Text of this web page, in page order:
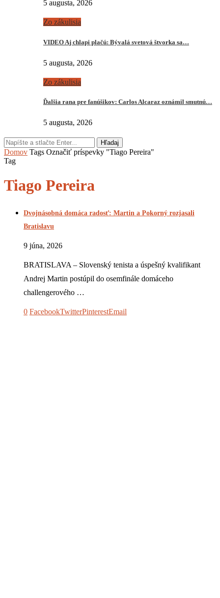
5 augusta, 2026
Zo zákulisia
VIDEO Aj chlapi plačú: Bývalá svetová štvorka sa…
5 augusta, 2026
Zo zákulisia
Ďalšia rana pre fanúšikov: Carlos Alcaraz oznámil smutnú…
5 augusta, 2026
Hľadaj
Domov Tags Označiť príspevky "Tiago Pereira"
Tag
Tiago Pereira
Dvojnásobná domáca radosť: Martin a Pokorný rozjasali
Bratislavu
9 júna, 2026
BRATISLAVA – Slovenský tenista a úspešný kvalifikant
Andrej Martin postúpil do osemfinále domáceho
challengerového …
0 FacebookTwitterPinterestEmail